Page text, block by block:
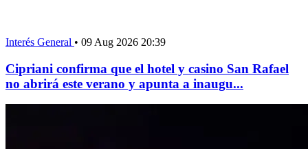
Interés General • 09 Aug 2026 20:39
Cipriani confirma que el hotel y casino San Rafael
no abrirá este verano y apunta a inaugu...